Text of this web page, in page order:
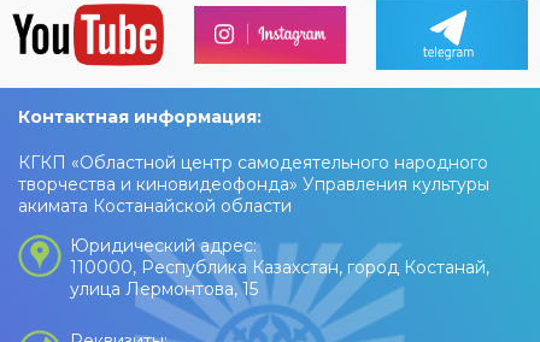
Контактная информация:
КГКП «Областной центр самодеятельного народного
творчества и киновидеофонда» Управления культуры
акимата Костанайской области
Юридический адрес:
110000, Республика Казахстан, город Костанай,
улица Лермонтова, 15